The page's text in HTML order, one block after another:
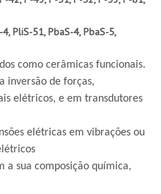
PliS-51, PbaS-4, PbaS-5,
como cerâmicas funcionais.
inversão de forças,
elétricos, e em transdutores
elétricas em vibrações ou
a sua composição química,